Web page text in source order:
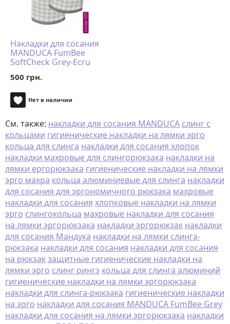
Накладки для сосания
MANDUCA FumBee
SoftCheck Grey-Ecru
500 грн.
Нет в наличии
См. также: накладки для сосания MANDUCA слинг с
кольцами гигиенические накладки на лямки эрго
кольца для слинга накладки для сосания хлопок
накладки махровые для слингорюкзака накладки на
лямки ергорюкзака гигиенические накладки на лямки
эрго махра кольца алюминиевые для слинга накладки
для сосания для эргономичного рюкзака махровые
накладки для сосания хлопковые накладки на лямки
эрго слингокольца махровые накладки для сосания
на лямки эргорюкзака накладки эргорюкзак накладки
для сосания Мандука накладки на лямки слинга-
рюкзака накладки для сосания накладки для сосания
на рюкзакзащитные гигиенические накладки на
лямки эрго слинг рингз кольца для слинга алюминий
гигиенические накладки на лямки эргорюкзака
накладки для слинга-рюкзака гигиенические накладки
на эрго накладки для сосания MANDUCA FumBee Grey
накладки для сосания на лямки эргорюкзака накладки